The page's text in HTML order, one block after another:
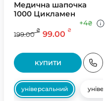
Медична шапочка
1000 Цикламен
199.00
₴ 99.00 ₴
+4₴
КУПИТИ
універсальний